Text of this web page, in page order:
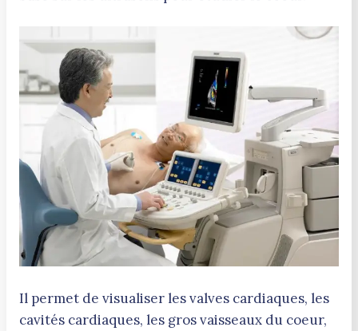
Il permet de visualiser les valves cardiaques, les
cavités cardiaques, les gros vaisseaux du coeur,